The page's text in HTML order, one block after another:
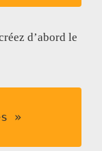
d’abord le
»